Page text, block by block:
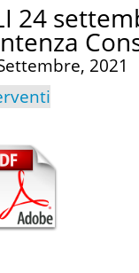
24
2021